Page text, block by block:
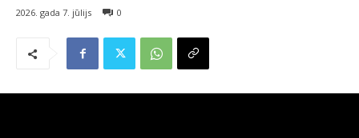
2026. gada 7. jūlijs 0